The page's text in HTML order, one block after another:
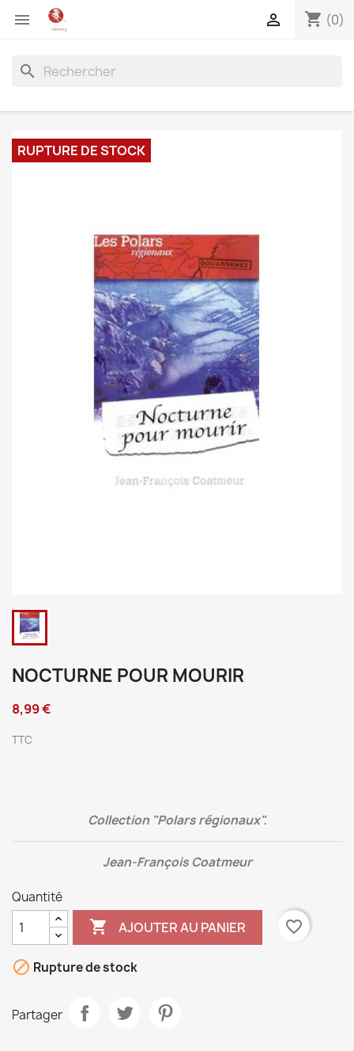
 shopping_cart (0)

search
RUPTURE DE STOCK
NOCTURNE POUR MOURIR
8,99 €
TTC
Collection "Polars régionaux".
Jean-François Coatmeur
Quantité
 AJOUTER AU PANIER favorite_border
 Rupture de stock
Partager